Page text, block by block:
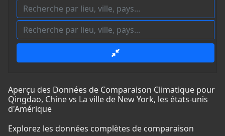
Aperçu des Données de Comparaison Climatique pour
Qingdao, Chine vs La ville de New York, les états-unis
d'Amérique
Explorez les données complètes de comparaison